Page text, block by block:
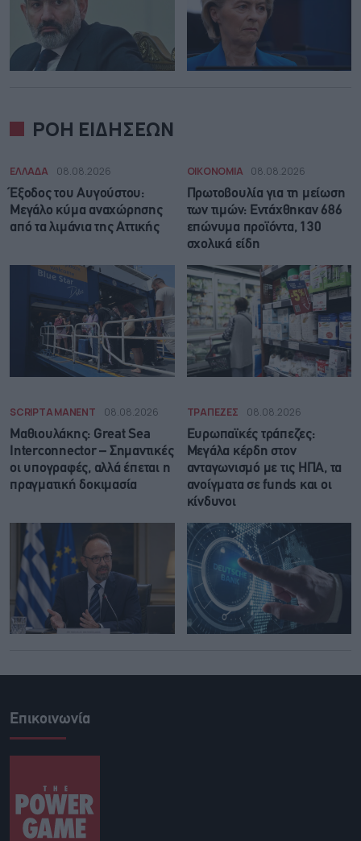
ΡΟΗ ΕΙΔΗΣΕΩΝ
ΕΛΛΑΔΑ 08.08.2026
Έξοδος του Αυγούστου:
Μεγάλο κύμα αναχώρησης
από τα λιμάνια της Αττικής
ΟΙΚΟΝΟΜΙΑ 08.08.2026
Πρωτοβουλία για τη μείωση
των τιμών: Εντάχθηκαν 686
επώνυμα προϊόντα, 130
σχολικά είδη
SCRIPTA MANENT 08.08.2026
Μαθιουλάκης: Great Sea
Interconnector – Σημαντικές
οι υπογραφές, αλλά έπεται η
πραγματική δοκιμασία
ΤΡΑΠΕΖΕΣ 08.08.2026
Ευρωπαϊκές τράπεζες:
Μεγάλα κέρδη στον
ανταγωνισμό με τις ΗΠΑ, τα
ανοίγματα σε funds και οι
κίνδυνοι
Επικοινωνία